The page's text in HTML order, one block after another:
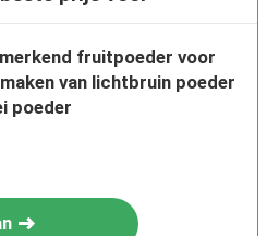
fruitpoeder voor
van lichtbruin poeder
poeder